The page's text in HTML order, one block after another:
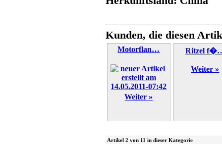
Kunden, die diesen
Motorflan…
Weiter »
Ritzel
Weiter »
Artikel 2 von 11 in dieser Kategorie